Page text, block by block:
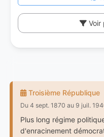
Voir
Troisième République
Du 4 sept. 1870 au 9 juil.
Plus long régime
d'enracinement